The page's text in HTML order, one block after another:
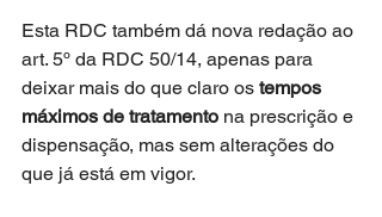
Esta RDC também dá nova redação ao
art. 5º da RDC 50/14, apenas para
deixar mais do que claro os tempos
máximos de tratamento na prescrição e
dispensação, mas sem alterações do
que já está em vigor.